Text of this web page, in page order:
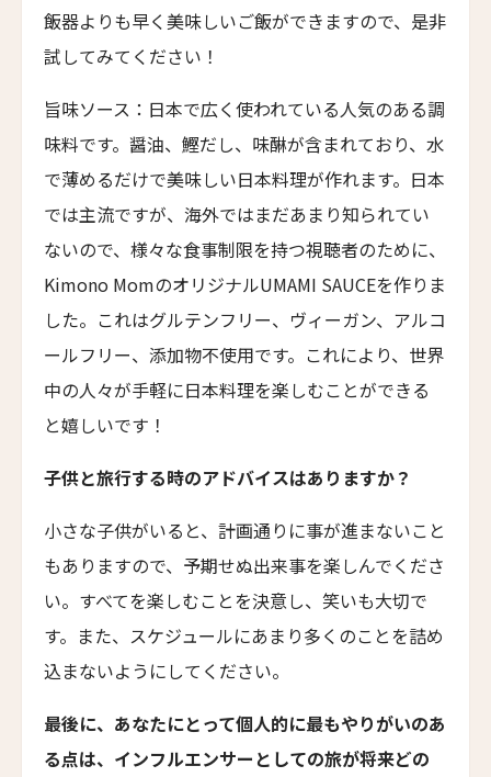
サウスブリッジ・ナパ・バレー
Southbridge Napa Valley
Carneros Resort and Spa
ヴィラ・ベルーノ ホテル＆スパ
Villa Beluno Hotel & Spa
コレントソレイク＆リバーホテル
Correntoso Lake & River Hotel
カサ・デ・ウコ ヴィンヤーズ＆ワインリゾート
Casa de Uco Vineyards & Wine Resort
カサ・ルシア
Casa Lucia
ケノア・エクスクルーシブ・ビーチ・スパ & リゾ
ート
Kenoa - Exclusive Beach Spa & Resort
エミリアーノ・サンパウロ
Emiliano São Paulo
エミリアーノ・リオ
Emiliano Rio
バラクーダ・ホテル・アンド・ヴィラズ
パラッツォ・マンフレディ
Palazzo Manfredi
飯器よりも早く美味しいご飯ができますので、是非
試してみてください！
旨味ソース：日本で広く使われている人気のある調
味料です。醤油、鰹だし、味醂が含まれており、水
で薄めるだけで美味しい日本料理が作れます。日本
では主流ですが、海外ではまだあまり知られてい
ないので、様々な食事制限を持つ視聴者のために、
Kimono MomのオリジナルUMAMI SAUCEを作りま
した。これはグルテンフリー、ヴィーガン、アルコ
ールフリー、添加物不使用です。これにより、世界
中の人々が手軽に日本料理を楽しむことができる
と嬉しいです！
子供と旅行する時のアドバイスはありますか？
小さな子供がいると、計画通りに事が進まないこと
もありますので、予期せぬ出来事を楽しんでくださ
い。すべてを楽しむことを決意し、笑いも大切で
す。また、スケジュールにあまり多くのことを詰め
込まないようにしてください。
最後に、あなたにとって個人的に最もやりがいのあ
る点は、インフルエンサーとしての旅が将来どの